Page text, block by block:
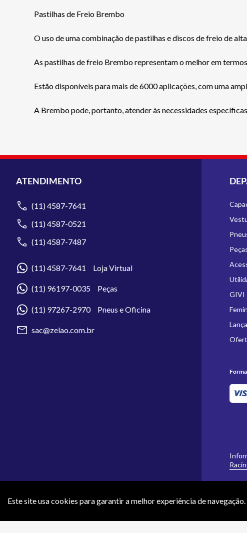
Este site usa cookies para garantir a melhor experiência de navegação.
Pastilhas de Freio Brembo
O uso de uma combinação de pastilhas e discos de freio de
As pastilhas de freio Brembo representam o melhor em
Estão disponíveis para mais de 6000 aplicações, com uma
A Brembo pode, portanto, atender às necessidades
ATENDIMENTO
(11) 4587-7641
(11) 4587-0521
(11) 4587-7487
(11) 4587-7641 Loja Virtual
(11) 96197-0035 Peças
(11) 97267-2970 Pneus e Oficina
sac@zelao.com.br
GIVI
efetivamente